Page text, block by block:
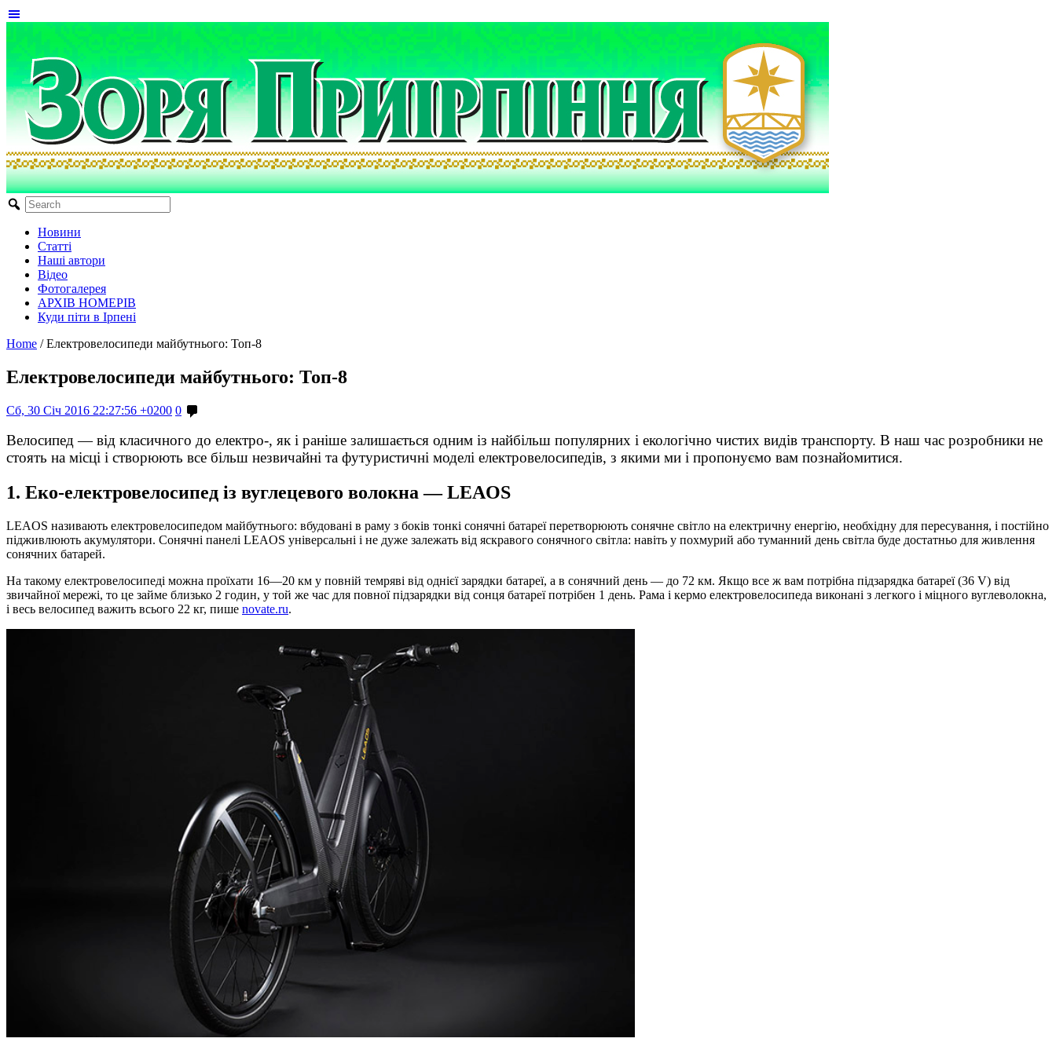
Новини
Статті
Наші автори
Відео
Фотогалерея
АРХІВ НОМЕРІВ
Куди піти в Ірпені
Home / Електровелосипеди майбутнього: Топ-8
Електровелосипеди майбутнього: Топ-8
Сб, 30 Січ 2016 22:27:56 +0200 0
Велосипед — від класичного до електро-, як і раніше залишається одним із найбільш популярних і екологічно чистих видів транспорту. В наш час розробники не
стоять на місці і створюють все більш незвичайні та футуристичні моделі електровелосипедів, з якими ми і пропонуємо вам познайомитися.
1. Еко-електровелосипед із вуглецевого волокна — LEAOS
LEAOS називають електровелосипедом майбутнього: вбудовані в раму з боків тонкі сонячні батареї перетворюють сонячне світло на електричну енергію, необхідну для пересування, і постійно
підживлюють акумулятори. Сонячні панелі LEAOS універсальні і не дуже залежать від яскравого сонячного світла: навіть у похмурий або туманний день світла буде достатньо для живлення
сонячних батарей.
На такому електровелосипеді можна проїхати 16—20 км у повній темряві від однієї зарядки батареї, а в сонячний день — до 72 км. Якщо все ж вам потрібна підзарядка батареї (36 V) від
звичайної мережі, то це займе близько 2 годин, у той же час для повної підзарядки від сонця батареї потрібен 1 день. Рама і кермо електровелосипеда виконані з легкого і міцного вуглеволокна,
і весь велосипед важить всього 22 кг, пише novate.ru.